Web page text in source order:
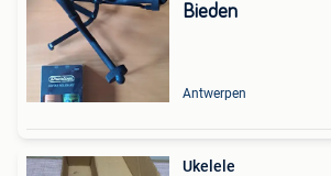
Bieden
Antwerpen
Ukelele